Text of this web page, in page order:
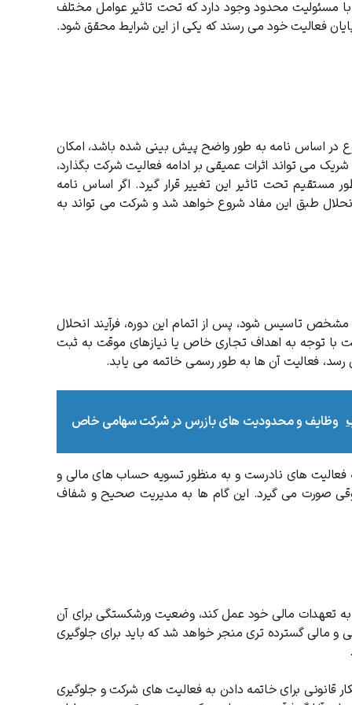
مسئولیت محدود وجود دارد که تحت تاثیر عوامل مختلف
فعالیت خود می رسند که یکی از این شرایط محقق شود.
در اساس نامه به طور واضح پیش بینی شده باشد، امکان
می تواند اثرات عمیقی بر ادامه فعالیت شرکت بگذارد،
تحت تاثیر این تغییر قرار گیرد. اگر اساس نامه
طبق این مفاد شروع خواهد شد و شرکت می تواند به
تاسیس شود، پس از اتمام این دوره، فرآیند انحلال
با توجه به اهداف تجاری خاص یا نیازهای موقت به ثبت
فعالیت آن ها به طور رسمی خاتمه می یابد.
وظایف و محدودیت های بازرس در شرکت سهامی خاص
فعالیت های نادرست و به منظور تسویه حساب های مالی و
صورت می گیرد. این گام ها به مدیریت صحیح و شفاف
تعهدات مالی خود عمل کند، وضعیت ورشکستگی برای آن
گسترده تری منجر خواهد شد که باید برای جلوگیری
قانونی برای خاتمه دادن به فعالیت های شرکت و جلوگیری